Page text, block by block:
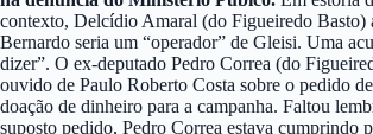
contexto, Delcídio Amaral (do Figueiredo Basto)
Bernardo seria um “operador” de Gleisi. Uma
dizer”. O ex-deputado Pedro Correa (do
ouvido de Paulo Roberto Costa sobre o pedido
doação de dinheiro para a campanha. Faltou
suposto pedido, Pedro Correa estava cumprindo